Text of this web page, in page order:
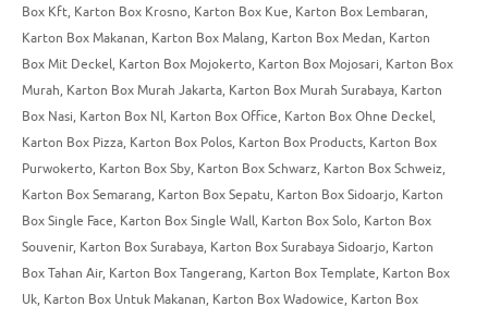
Box Kft, Karton Box Krosno, Karton Box Kue, Karton Box Lembaran,
Karton Box Makanan, Karton Box Malang, Karton Box Medan, Karton
Box Mit Deckel, Karton Box Mojokerto, Karton Box Mojosari, Karton Box
Murah, Karton Box Murah Jakarta, Karton Box Murah Surabaya, Karton
Box Nasi, Karton Box Nl, Karton Box Office, Karton Box Ohne Deckel,
Karton Box Pizza, Karton Box Polos, Karton Box Products, Karton Box
Purwokerto, Karton Box Sby, Karton Box Schwarz, Karton Box Schweiz,
Karton Box Semarang, Karton Box Sepatu, Karton Box Sidoarjo, Karton
Box Single Face, Karton Box Single Wall, Karton Box Solo, Karton Box
Souvenir, Karton Box Surabaya, Karton Box Surabaya Sidoarjo, Karton
Box Tahan Air, Karton Box Tangerang, Karton Box Template, Karton Box
Uk, Karton Box Untuk Makanan, Karton Box Wadowice, Karton Box